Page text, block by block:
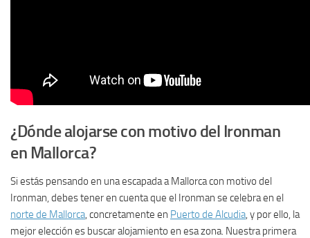
¿Dónde alojarse con motivo del Ironman
en Mallorca?
Si estás pensando en una escapada a Mallorca con motivo del
Ironman, debes tener en cuenta que el Ironman se celebra en el
norte de Mallorca , concretamente en Puerto de Alcudia , y por ello, la
mejor elección es buscar alojamiento en esa zona. Nuestra primera